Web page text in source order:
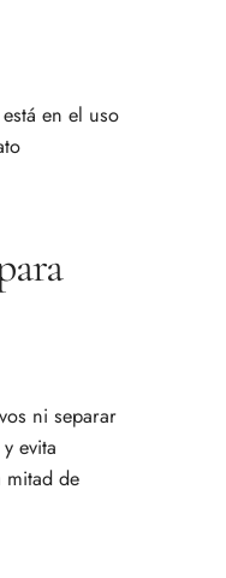
en el uso
ni separar
evita
mitad de